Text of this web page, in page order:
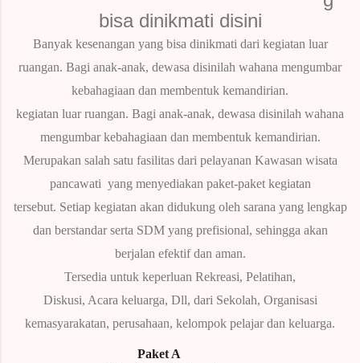
bisa dinikmati disini
Banyak kesenangan yang bisa dinikmati dari kegiatan luar
ruangan. Bagi anak-anak, dewasa disinilah wahana mengumbar
kebahagiaan dan membentuk kemandirian.
kegiatan luar ruangan. Bagi anak-anak, dewasa disinilah wahana
mengumbar kebahagiaan dan membentuk kemandirian.
Merupakan salah satu fasilitas dari pelayanan Kawasan wisata
pancawati yang menyediakan paket-paket kegiatan
tersebut. Setiap kegiatan akan didukung oleh sarana yang lengkap
dan berstandar serta SDM yang prefisional, sehingga akan
berjalan efektif dan aman.
Tersedia untuk keperluan Rekreasi, Pelatihan,
Diskusi, Acara keluarga, Dll, dari Sekolah, Organisasi
kemasyarakatan, perusahaan, kelompok pelajar dan keluarga.
Paket A